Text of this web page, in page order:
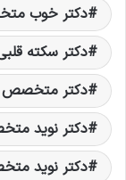
دکتر خوب
دکتر سکته
دکتر متخصص
دکتر نوید
دکتر نوید